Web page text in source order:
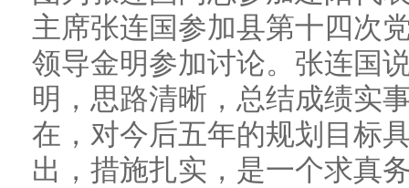
主席张连国参加县第十四次
领导金明参加讨论。张连国
明，思路清晰，总结成绩实
在，对今后五年的规划目标
出，措施扎实，是一个求真